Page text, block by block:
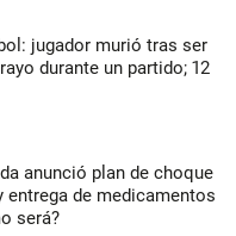
jugador murió tras ser
durante un partido; 12
anunció plan de choque
entrega de medicamentos
será?